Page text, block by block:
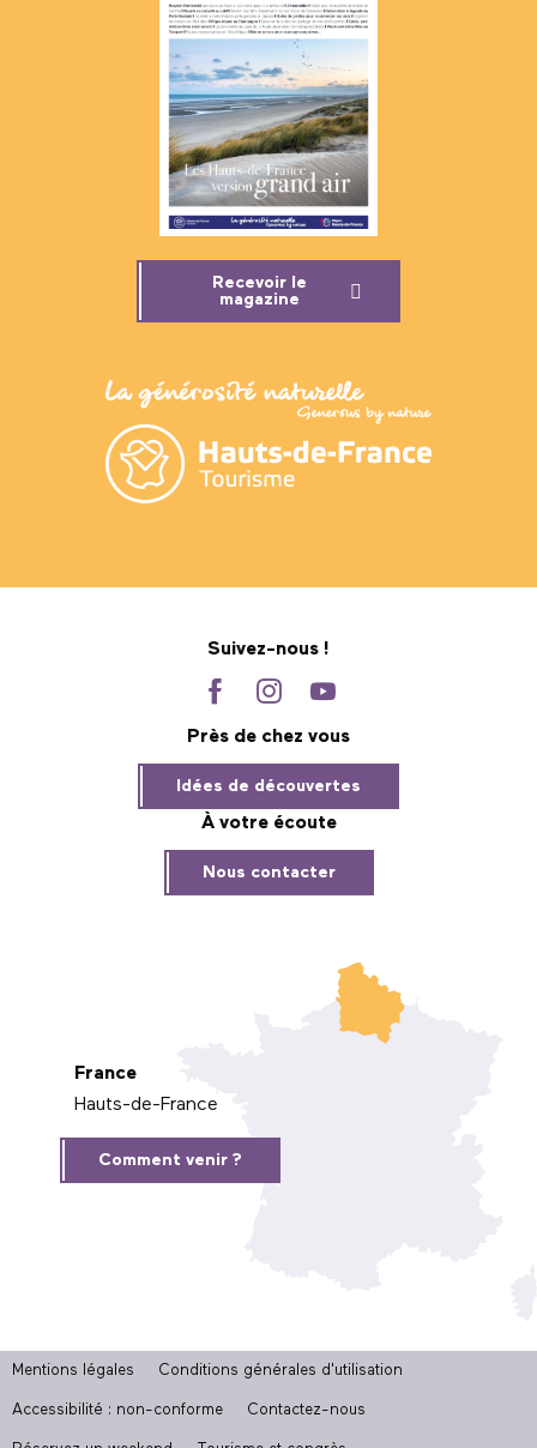
Recevoir le
magazine
Suivez-nous !
Près de chez vous
Idées de découvertes
À votre écoute
Nous contacter
France
Hauts-de-France
Comment venir ?
Mentions légales Conditions générales d'utilisation
Accessibilité : non-conforme Contactez-nous